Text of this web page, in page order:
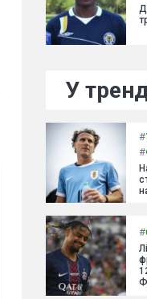
У
#
#
#